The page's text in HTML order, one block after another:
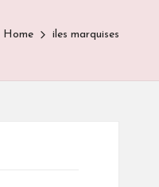
Home iles marquises